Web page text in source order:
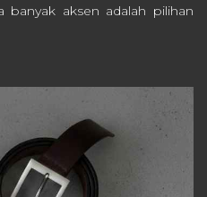
banyak aksen adalah pilihan